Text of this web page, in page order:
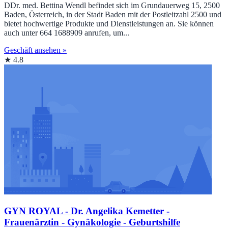
DDr. med. Bettina Wendl befindet sich im Grundauerweg 15, 2500
Baden, Österreich, in der Stadt Baden mit der Postleitzahl 2500 und
bietet hochwertige Produkte und Dienstleistungen an. Sie können
auch unter 664 1688909 anrufen, um...
Geschäft ansehen »
★ 4.8
GYN ROYAL - Dr. Angelika Kemetter -
Frauenärztin - Gynäkologie - Geburtshilfe